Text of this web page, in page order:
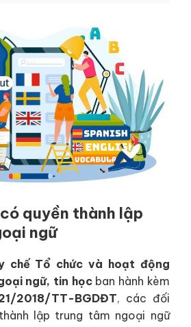
quyền thành lập
ngữ
chế Tổ chức và hoạt động
ngữ, tin họcban hành kèm
2018/TT-BGDĐT, các đối
lập trung tâm ngoại ngữ